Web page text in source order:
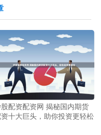
配资配资网 揭秘国内期货
十大巨头，助你投资更轻松